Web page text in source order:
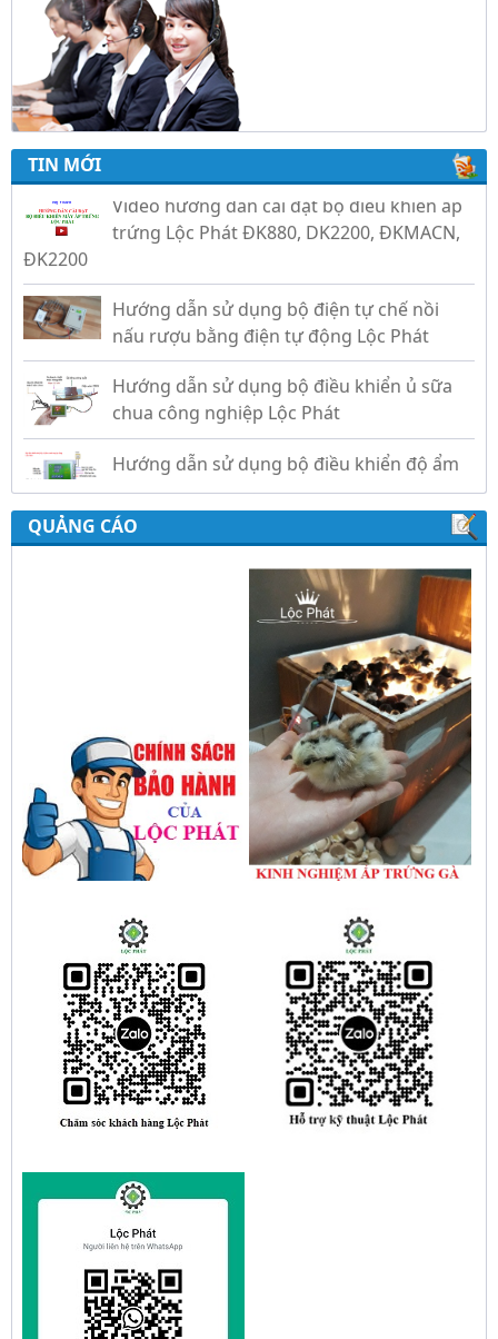
TIN MỚI
Trứng Giả Lộc Phát Có Nước - Giải Pháp Ấp
Hiệu Quả Cho Gà, Vịt, Bồ Câu
Video hướng dẫn cài đặt bộ điều khiển ấp
trứng Lộc Phát ĐK880, DK2200, ĐKMACN,
ĐK2200
Hướng dẫn sử dụng bộ điện tự chế nồi
Hướng dẫn sử dụng bộ điều khiển ủ sữa
chua công nghiệp Lộc Phát
Hướng dẫn sử dụng bộ điều khiển độ ẩm
gold, nhiệt độ và ánh sáng tự động Lộc
Phát
QUẢNG CÁO